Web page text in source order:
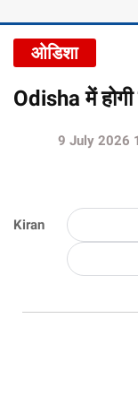
ओडिशा
Odisha में होगी
Kiran
9 July 2026